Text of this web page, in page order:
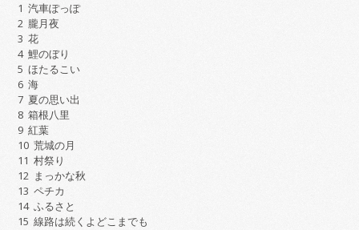
1 汽車ぽっぽ
2 朧月夜
3 花
4 鯉のぼり
5 ほたるこい
6 海
7 夏の思い出
8 箱根八里
9 紅葉
10 荒城の月
11 村祭り
12 まっかな秋
13 ペチカ
14 ふるさと
15 線路は続くよどこまでも